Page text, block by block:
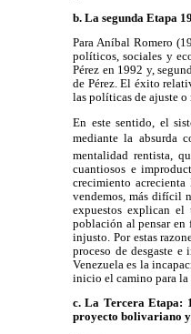
b. La segunda Etapa
Para Aníbal Romero
políticos, sociales y
Pérez en 1992 y,
de Pérez. El éxito
las políticas de ajuste
En este sentido, el
mediante la
mentalidad rentista,
cuantiosos e
crecimiento
vendemos, más difícil
expuestos explican el
población al pensar
injusto. Por estas
proceso de desgaste
Venezuela es la
inicio el camino para
c. La Tercera Etapa:
proyecto bolivariano